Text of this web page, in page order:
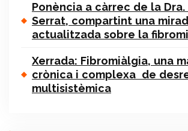
Ponència a càrrec de la Dra.
Serrat, compartint una
actualitzada sobre la
Xerrada: Fibromiàlgia, una
crònica i complexa de
multisistèmica